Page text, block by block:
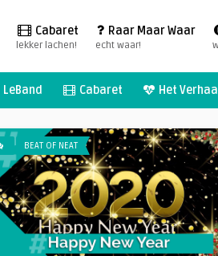
Cabaret
lekker lachen!
Raar Maar Waar
echt waar!
LeBand Cabaret Het
BEAT OF NEAT